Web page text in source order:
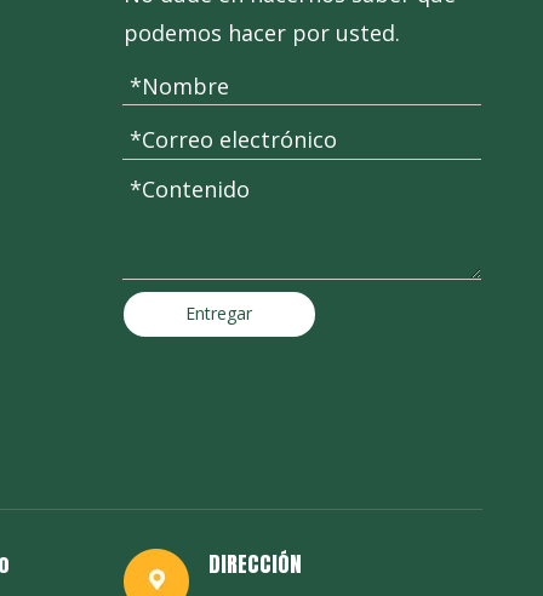
podemos hacer por usted.
Entregar
DIRECCIÓN